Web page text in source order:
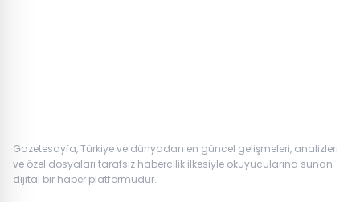
Gazetesayfa, Türkiye ve dünyadan en güncel gelişmeleri, analizleri
ve özel dosyaları tarafsız habercilik ilkesiyle okuyucularına sunan
dijital bir haber platformudur.